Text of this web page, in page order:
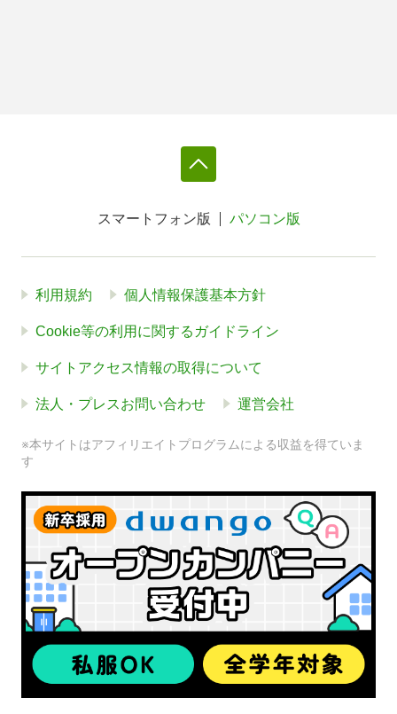
スマートフォン版 パソコン版
利用規約 個人情報保護基本方針
Cookie等の利用に関するガイドライン
サイトアクセス情報の取得について
法人・プレスお問い合わせ 運営会社
※本サイトはアフィリエイトプログラムによる収益を得ていま
す